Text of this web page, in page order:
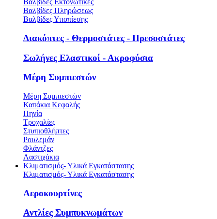
Βαλβίδες Εκτονωτικές
Βαλβίδες Πληρώσεως
Βαλβίδες Υποπίεσης
Διακόπτες - Θερμοστάτες - Πρεσοστάτες
Σωλήνες Ελαστικοί - Ακροφύσια
Μέρη Συμπιεστών
Μέρη Συμπιεστών
Καπάκια Κεφαλής
Πηνία
Τροχαλίες
Στυπιοθλήπτες
Ρουλεμάν
Φλάντζες
Λαστιχάκια
Κλιματισμός- Υλικά Εγκατάστασης
Κλιματισμός- Υλικά Εγκατάστασης
Αεροκουρτίνες
Αντλίες Συμπυκνωμάτων